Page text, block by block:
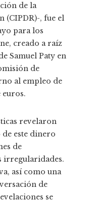
de la
(CIPDR)-, fue el
para los
creado a raíz
Samuel Paty en
de
al empleo de
euros.
revelaron
este dinero
de
irregularidades.
así como una
de
se